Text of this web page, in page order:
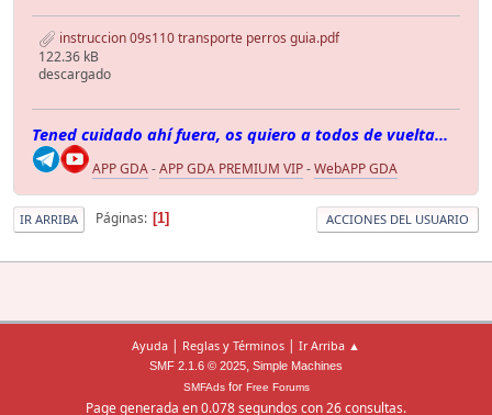
instruccion 09s110 transporte perros guia.pdf
122.36 kB
descargado
Tened cuidado ahí fuera, os quiero a todos de vuelta...
APP GDA-APP GDA PREMIUM VIP-WebAPP GDA
IR ARRIBA Páginas 1 ACCIONES DEL USUARIO
Ayuda | Reglas y Términos | Ir Arriba ▲
SMF 2.1.6 © 2025, Simple Machines
SMFAdsfor Free Forums
Page generada en 0.078 segundos con 26 consultas.